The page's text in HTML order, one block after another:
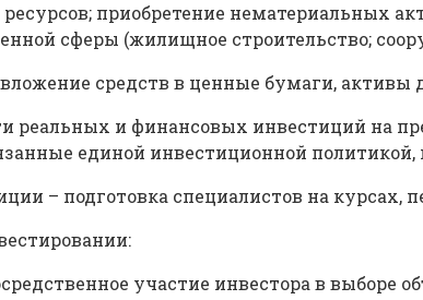
приобретение нематериальных
сферы (жилищное строительство;
средств в ценные бумаги,
реальных и финансовых инвестиций на
единой инвестиционной
– подготовка специалистов на
участие инвестора в выборе